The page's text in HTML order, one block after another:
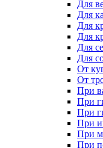
Для
Для
Для
Для
Для
Для
От
От
При
При
При
При
При
При